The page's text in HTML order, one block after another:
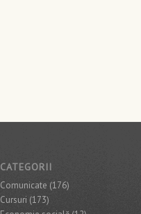
CATEGORII
Comunicate (176)
Cursuri (173)